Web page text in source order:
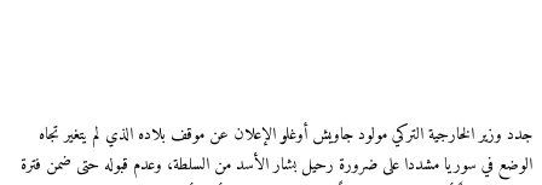
جدد وزير الخارجية التركي مولود جاويش أوغلو الإعلان عن موقف بلاده الذي لم يتغير تجاه
الوضع في سوريا مشددا على ضرورة رحيل بشار الأسد من السلطة، وعدم قبوله حتى ضمن فترة